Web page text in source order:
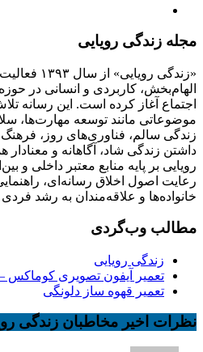
مجله زندگی رویایی
«زندگی
الهام‌بخش، کاربردی و انسانی در
اجتماع آغاز کرده است. این رسانه
موضوعاتی مانند توسعه مهارت‌ها،
زندگی سالم، فناوری‌های روز،
داشتن زندگی شاد، آگاهانه و
رویایی بر پایه منابع معتبر داخلی و
رعایت اصول اخلاق رسانه‌ای،
خانواده‌ها و علاقه‌مندان به رشد
مطالب وب‌گردی
زندگی رویایی
تعمیر آیفون تصویری کوماکس
تعمیر قهوه ساز دلونگی
نظرات اخیر مخاطبان زندگی